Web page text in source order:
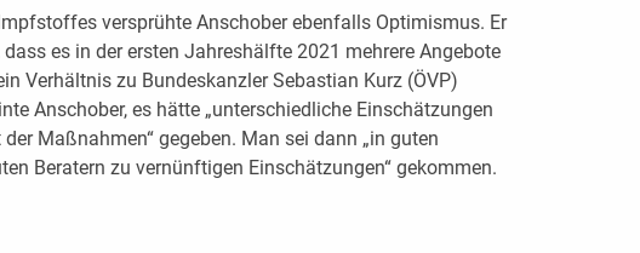
versprühte Anschober ebenfalls Optimismus. Er
dass es in der ersten Jahreshälfte 2021 mehrere Angebote
Verhältnis zu Bundeskanzler Sebastian Kurz (ÖVP)
Anschober, es hätte „unterschiedliche Einschätzungen
Maßnahmen“ gegeben. Man sei dann „in guten
Beratern zu vernünftigen Einschätzungen“ gekommen.